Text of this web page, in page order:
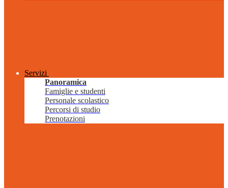
Servizi
Panoramica
Famiglie e studenti
Personale scolastico
Percorsi di studio
Prenotazioni